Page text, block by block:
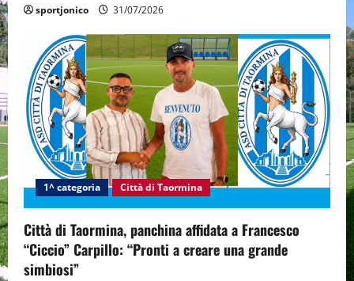
sportjonico 31/07/2026
1^ categoria Città di Taormina
Città di Taormina, panchina affidata a Francesco
“Ciccio” Carpillo: “Pronti a creare una grande
simbiosi”